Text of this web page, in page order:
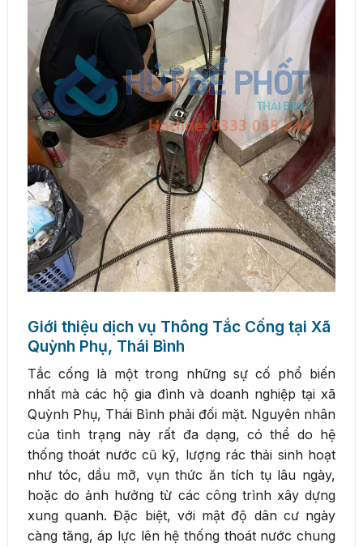
Giới thiệu dịch vụ Thông Tắc Cống tại Xã
Quỳnh Phụ, Thái Bình
Tắc cống là một trong những sự cố phổ biến
nhất mà các hộ gia đình và doanh nghiệp tại xã
Quỳnh Phụ, Thái Bình phải đối mặt. Nguyên nhân
của tình trạng này rất đa dạng, có thể do hệ
thống thoát nước cũ kỹ, lượng rác thải sinh hoạt
như tóc, dầu mỡ, vụn thức ăn tích tụ lâu ngày,
hoặc do ảnh hưởng từ các công trình xây dựng
xung quanh. Đặc biệt, với mật độ dân cư ngày
càng tăng, áp lực lên hệ thống thoát nước chung